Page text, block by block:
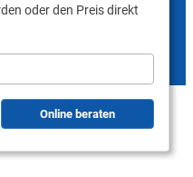
oder den Preis direkt
Online beraten